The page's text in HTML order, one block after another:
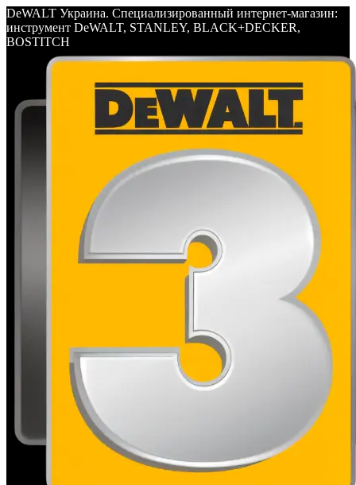
DeWALT Украина. Специализированный интернет-магазин:
инструмент DeWALT, STANLEY, BLACK+DECKER,
BOSTITCH